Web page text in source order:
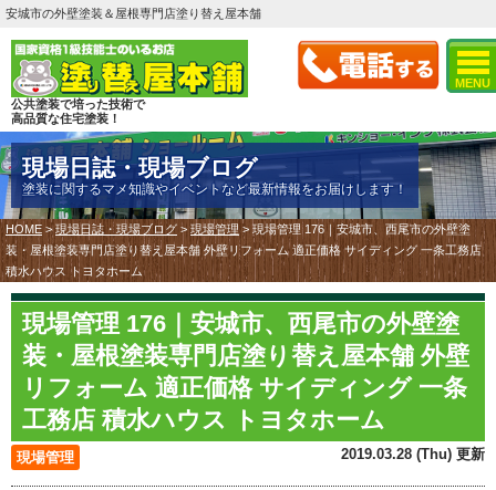
MENU
安城市の外壁塗装＆屋根専門店塗り替え屋本舗
公共塗装で培った技術で
高品質な住宅塗装！
現場日誌・現場ブログ
塗装に関するマメ知識やイベントなど最新情報をお届けします！
HOME >現場日誌・現場ブログ > 現場管理 > 現場管理 176｜安城市、西尾市の外壁塗
装・屋根塗装専門店塗り替え屋本舗 外壁リフォーム 適正価格 サイディング 一条工務店
積水ハウス トヨタホーム
現場管理 176｜安城市、西尾市の外壁塗
装・屋根塗装専門店塗り替え屋本舗 外壁
リフォーム 適正価格 サイディング 一条
工務店 積水ハウス トヨタホーム
現場管理 2019.03.28 (Thu) 更新